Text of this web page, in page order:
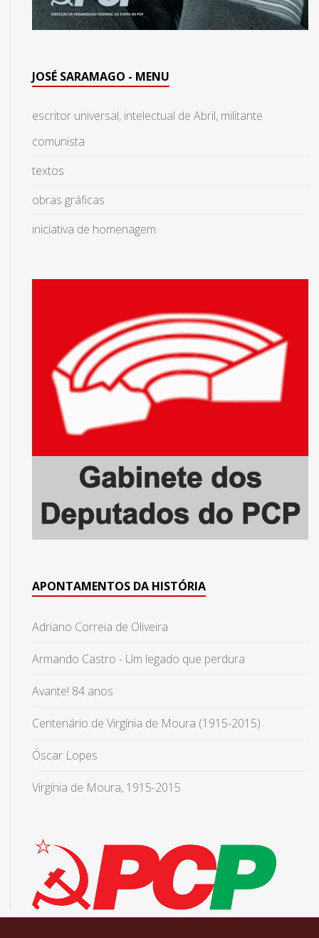
JOSÉ SARAMAGO - MENU
escritor universal, intelectual de Abril, militante
comunista
textos
obras gráficas
iniciativa de homenagem
APONTAMENTOS DA HISTÓRIA
Adriano Correia de Oliveira
Armando Castro - Um legado que perdura
Avante! 84 anos
Centenário de Virgínia de Moura (1915-2015)
Óscar Lopes
Virgínia de Moura, 1915-2015